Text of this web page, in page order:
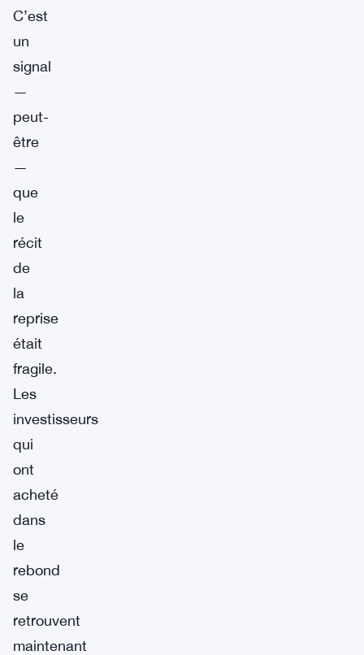
C’est
un
signal
—
peut-
être
—
que
le
récit
de
la
reprise
était
fragile.
Les
investisseurs
qui
ont
acheté
dans
le
rebond
se
retrouvent
maintenant